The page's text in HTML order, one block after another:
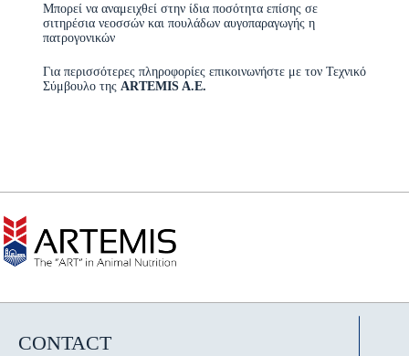
Μπορεί να αναμειχθεί στην ίδια ποσότητα επίσης σε
σιτηρέσια νεοσσών και πουλάδων αυγοπαραγωγής η
πατρογονικών
Για περισσότερες πληροφορίες επικοινωνήστε με τον Τεχνικό
Σύμβουλο της ARTEMIS A.E.
CONTACT